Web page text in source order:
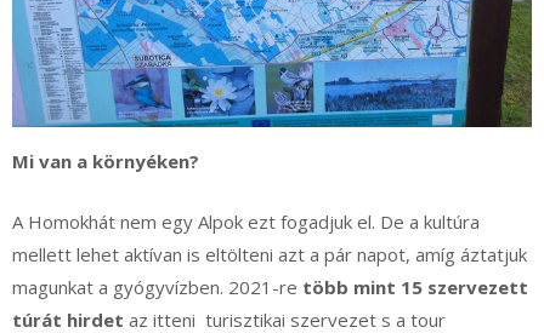
Mi van a környéken?
A Homokhát nem egy Alpok ezt fogadjuk el. De a kultúra
mellett lehet aktívan is eltölteni azt a pár napot, amíg áztatjuk
magunkat a gyógyvízben. 2021-re több mint 15 szervezett
túrát hirdet az itteni turisztikai szervezet s a tour